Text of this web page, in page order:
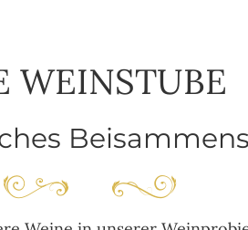
WEINSTUBE